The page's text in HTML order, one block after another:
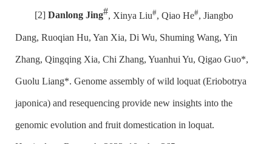
[2] Danlong Jing#, Xinya Liu#, Qiao He#, Jiangbo
Dang, Ruoqian Hu, Yan Xia, Di Wu, Shuming Wang, Yin
Zhang, Qingqing Xia, Chi Zhang, Yuanhui Yu, Qigao Guo*,
Guolu Liang*. Genome assembly of wild loquat (Eriobotrya
japonica) and resequencing provide new insights into the
genomic evolution and fruit domestication in loquat.